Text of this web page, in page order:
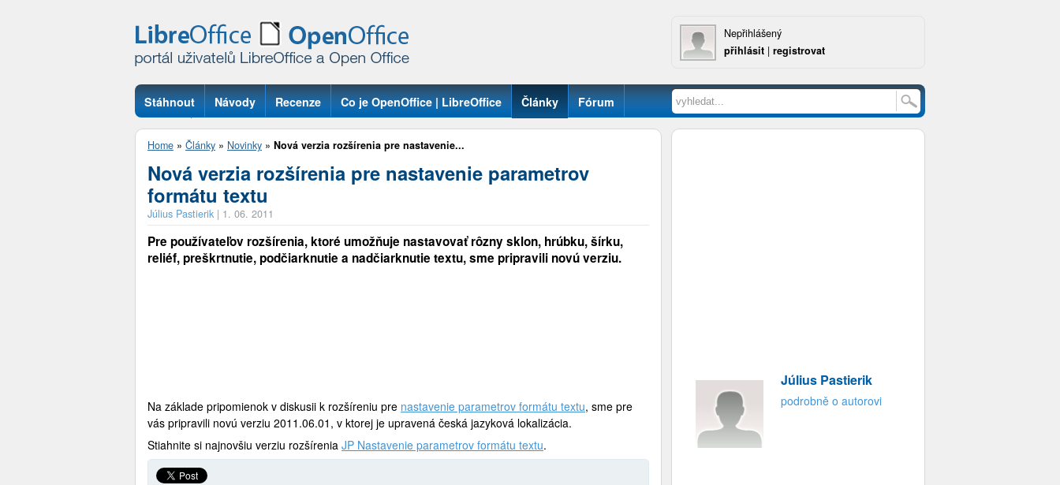
Nepřihlášený
přihlásit | registrovat
Stáhnout Návody Recenze Co je OpenOffice | LibreOffice Články Fórum
Otázky
Home » Články » Novinky » Nová verzia rozšírenia pre nastavenie...
Nová verzia rozšírenia pre nastavenie parametrov
formátu textu
Július Pastierik | 1. 06. 2011
Pre používateľov rozšírenia, ktoré umožňuje nastavovať rôzny sklon, hrúbku, šírku,
reliéf, preškrtnutie, podčiarknutie a nadčiarknutie textu, sme pripravili novú verziu.
Na základe pripomienok v diskusii k rozšíreniu pre nastavenie parametrov formátu textu, sme pre
vás pripravili novú verziu 2011.06.01, v ktorej je upravená česká jazyková lokalizácia.
Stiahnite si najnovšiu verziu rozšírenia JP Nastavenie parametrov formátu textu.
Július Pastierik
podrobně o autorovi